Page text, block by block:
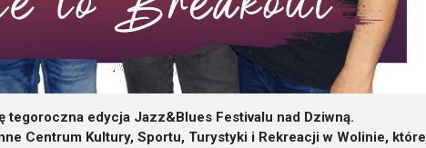
edycja Jazz&Blues Festivalu nad Dziwną.
Centrum Kultury, Sportu, Turystyki i Rekreacji w Wolinie, które